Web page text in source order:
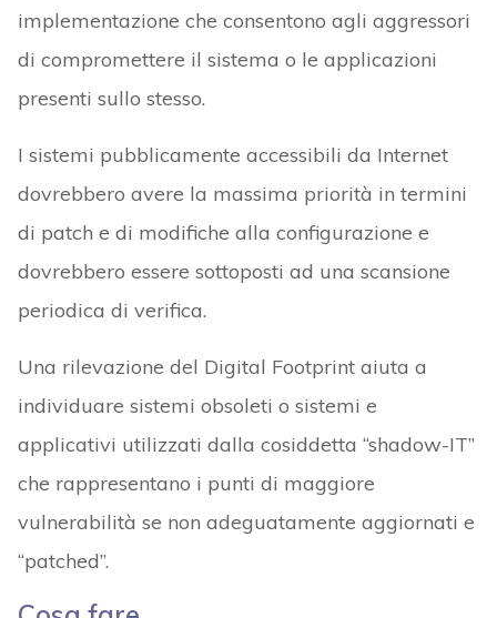
implementazione che consentono agli aggressori
di compromettere il sistema o le applicazioni
presenti sullo stesso.
I sistemi pubblicamente accessibili da Internet
dovrebbero avere la massima priorità in termini
di patch e di modifiche alla configurazione e
dovrebbero essere sottoposti ad una scansione
periodica di verifica.
Una rilevazione del Digital Footprint aiuta a
individuare sistemi obsoleti o sistemi e
applicativi utilizzati dalla cosiddetta “shadow-IT”
che rappresentano i punti di maggiore
vulnerabilità se non adeguatamente aggiornati e
“patched”.